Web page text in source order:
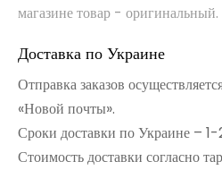
магазине товар - оригинальный.
Доставка по Украине
Отправка заказов
«Новой почты».
Сроки доставки по Украине – 1-
Стоимость доставки согласно